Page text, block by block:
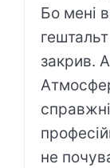
Бо мені
закрив.
не